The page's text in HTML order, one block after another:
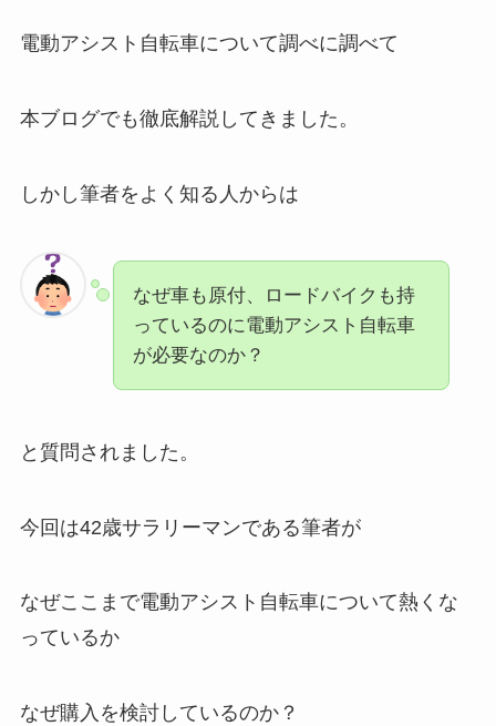
電動アシスト自転車について調べに調べて
本ブログでも徹底解説してきました。
しかし筆者をよく知る人からは
なぜ車も原付、ロードバイクも持
っているのに電動アシスト自転車
が必要なのか？
と質問されました。
今回は42歳サラリーマンである筆者が
なぜここまで電動アシスト自転車について熱くな
っているか
なぜ購入を検討しているのか？